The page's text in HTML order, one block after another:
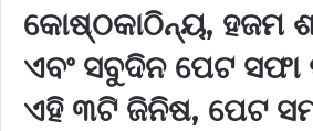
କୋଷ୍ଠକାଠିନ୍ୟ, ହଜମ
ଏବଂ ସବୁଦିନ ପେଟ ସଫା
ଏହି ୩ଟି ଜିନିଷ, ପେଟ